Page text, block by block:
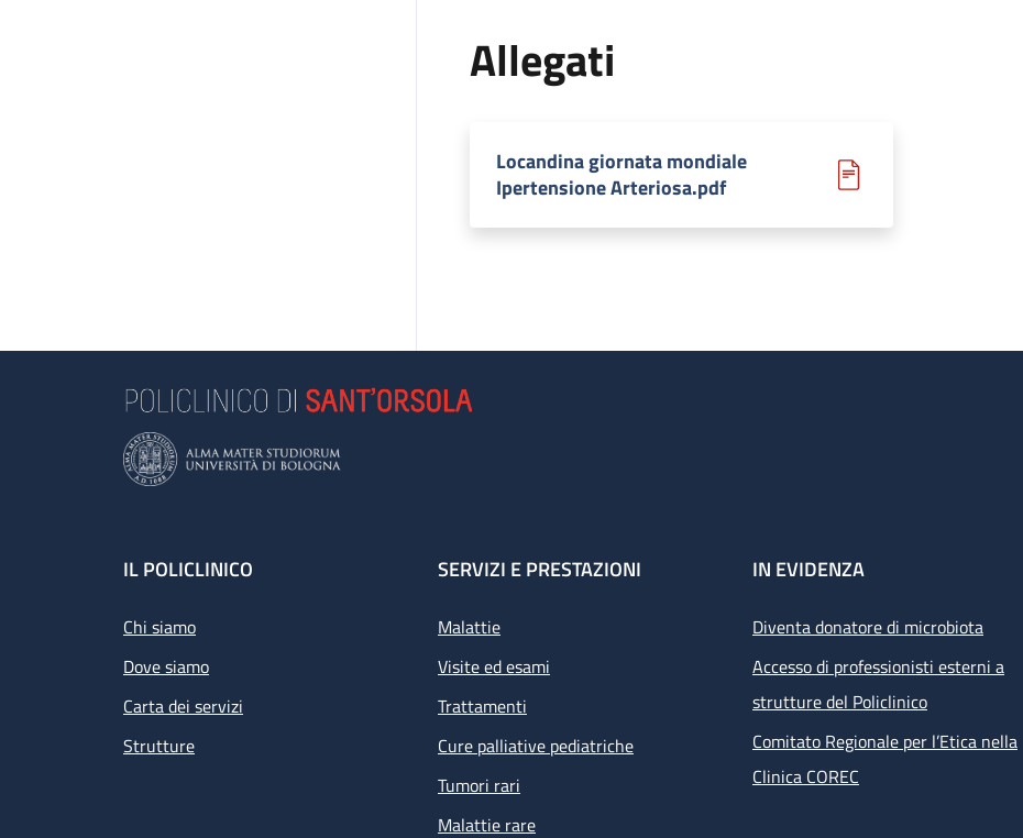
Allegati
Locandina giornata mondiale
Ipertensione Arteriosa.pdf
Footer
IL POLICLINICO
Chi siamo
Dove siamo
Carta dei servizi
Strutture
SERVIZI E PRESTAZIONI
Malattie
Visite ed esami
Trattamenti
Cure palliative pediatriche
Tumori rari
Malattie rare
IN EVIDENZA
Diventa donatore di microbiota
Accesso di professionisti esterni a
strutture del Policlinico
Comitato Regionale per l’Etica nella
Clinica COREC